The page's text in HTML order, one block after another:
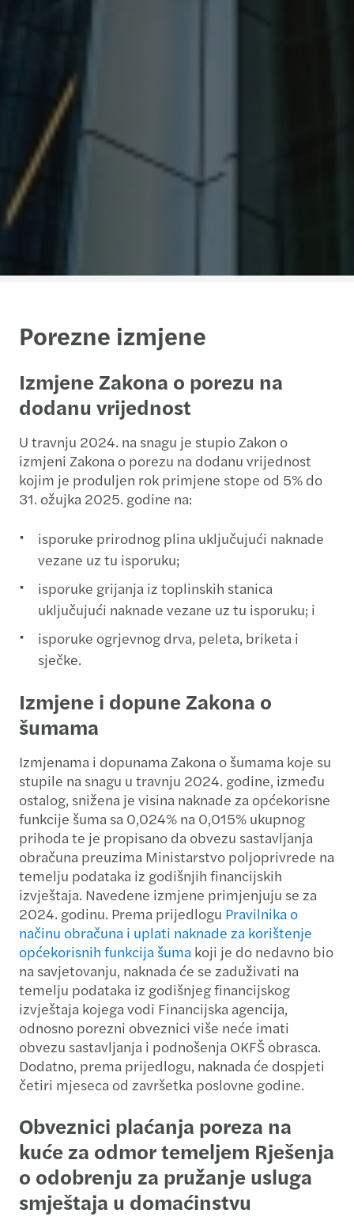
Porezne izmjene
Izmjene Zakona o porezu na
dodanu vrijednost
U travnju 2024. na snagu je stupio Zakon o
izmjeni Zakona o porezu na dodanu vrijednost
kojim je produljen rok primjene stope od 5% do
31. ožujka 2025. godine na:
isporuke prirodnog plina uključujući naknade
vezane uz tu isporuku;
isporuke grijanja iz toplinskih stanica
uključujući naknade vezane uz tu isporuku; i
isporuke ogrjevnog drva, peleta, briketa i
sječke.
Izmjene i dopune Zakona o
šumama
Izmjenama i dopunama Zakona o šumama koje su
stupile na snagu u travnju 2024. godine, između
ostalog, snižena je visina naknade za općekorisne
funkcije šuma sa 0,024% na 0,015% ukupnog
prihoda te je propisano da obvezu sastavljanja
obračuna preuzima Ministarstvo poljoprivrede na
temelju podataka iz godišnjih financijskih
izvještaja. Navedene izmjene primjenjuju se za
2024. godinu. Prema prijedlogu Pravilnika o
načinu obračuna i uplati naknade za korištenje
općekorisnih funkcija šuma koji je do nedavno bio
na savjetovanju, naknada će se zaduživati na
temelju podataka iz godišnjeg financijskog
izvještaja kojega vodi Financijska agencija,
odnosno porezni obveznici više neće imati
obvezu sastavljanja i podnošenja OKFŠ obrasca.
Dodatno, prema prijedlogu, naknada će dospjeti
četiri mjeseca od završetka poslovne godine.
Obveznici plaćanja poreza na
kuće za odmor temeljem Rješenja
o odobrenju za pružanje usluga
smještaja u domaćinstvu